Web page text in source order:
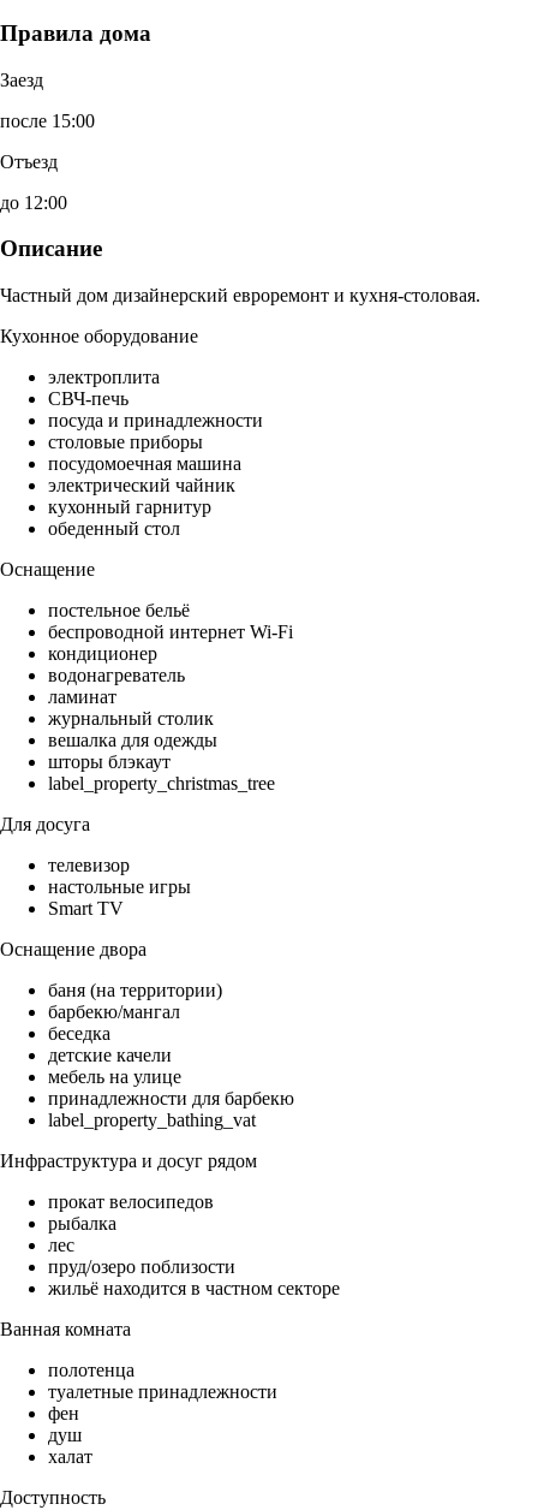
Правила дома
Заезд
после 15:00
Отъезд
до 12:00
Описание
Частный дом дизайнерский евроремонт и кухня-столовая.
Кухонное оборудование
электроплита
СВЧ-печь
посуда и принадлежности
столовые приборы
посудомоечная машина
электрический чайник
кухонный гарнитур
обеденный стол
Оснащение
постельное бельё
беспроводной интернет Wi-Fi
кондиционер
водонагреватель
ламинат
журнальный столик
вешалка для одежды
шторы блэкаут
label_property_christmas_tree
Для досуга
телевизор
настольные игры
Smart TV
Оснащение двора
баня (на территории)
барбекю/мангал
беседка
детские качели
мебель на улице
принадлежности для барбекю
label_property_bathing_vat
Инфраструктура и досуг рядом
прокат велосипедов
рыбалка
лес
пруд/озеро поблизости
жильё находится в частном секторе
Ванная комната
полотенца
туалетные принадлежности
фен
душ
халат
Доступность